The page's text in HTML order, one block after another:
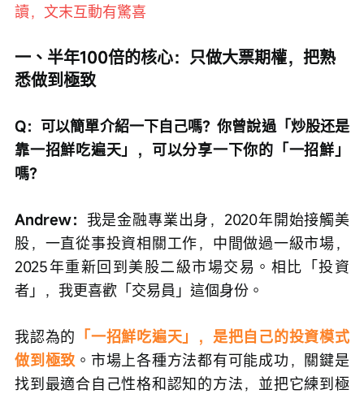
讀，文末互動有驚喜
一、半年100倍的核心：只做大票期權，把熟
悉做到極致
Q：可以簡單介紹一下自己嗎？你曾說過「炒股还是
靠一招鮮吃遍天」，可以分享一下你的「一招鮮」
嗎？
Andrew： 我是金融專業出身，2020年開始接觸美
股，一直從事投資相關工作，中間做過一級市場，
2025年重新回到美股二級市場交易。相比「投資
者」，我更喜歡「交易員」這個身份。
我認為的 「一招鮮吃遍天」，是把自己的投資模式
做到極致 。市場上各種方法都有可能成功，關鍵是
找到最適合自己性格和認知的方法，並把它練到極